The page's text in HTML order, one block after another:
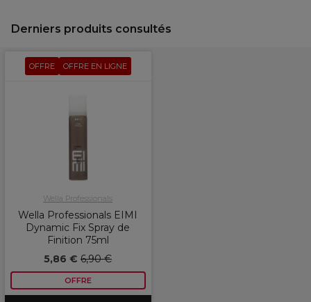
Derniers produits consultés
OFFRE OFFRE EN LIGNE
Wella Professionals
Wella Professionals EIMI
Dynamic Fix Spray de
Finition 75ml
5,86 € 6,90 €
OFFRE